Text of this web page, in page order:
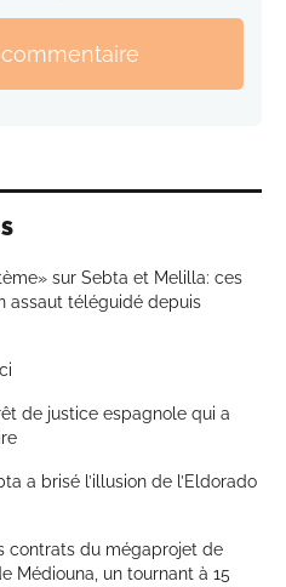
sur Sebta et Melilla: ces
assaut téléguidé depuis
de justice espagnole qui a
a brisé l’illusion de l’Eldorado
contrats du mégaprojet de
Médiouna, un tournant à 15